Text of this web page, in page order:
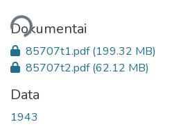
Dokumentai
85707t1.pdf(199.32 MB)
85707t2.pdf(62.12 MB)
Data
1943